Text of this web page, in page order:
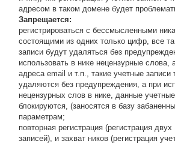
адресом в таком домене будет
Запрещается:
регистрироваться с бессмысленными
состоящими из одних только цифр, все
записи будут удаляться без
использовать в нике нецензурные слова,
адреса email и т.п., такие учетные записи
удаляются без предупреждения, а при
нецензурных слов в нике, данные
блокируются, (заносятся в базу
параметрам;
повторная регистрация (регистрация
записей), и захват ников (регистрация